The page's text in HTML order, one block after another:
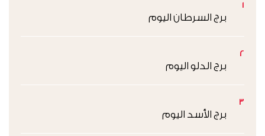
1
برج السرطان اليوم
2
برج الدلو اليوم
3
برج الأسد اليوم